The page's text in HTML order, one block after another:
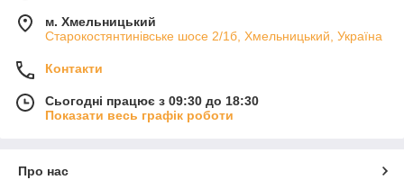
м. Хмельницький
Старокостянтинівське шосе 2/1б, Хмельницький, Україна
Контакти
Сьогодні працює з 09:30 до 18:30
Показати весь графік роботи
Про нас